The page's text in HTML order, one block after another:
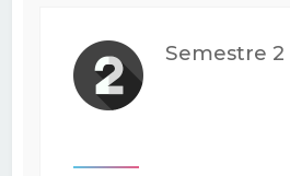
Semestre 2